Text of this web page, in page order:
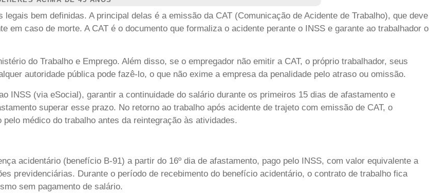
bem definidas. A principal delas é a emissão da CAT (Comunicação de Acidente de Trabalho), que deve
em caso de morte. A CAT é o documento que formaliza o acidente perante o INSS e garante ao trabalhador o
do Trabalho e Emprego. Além disso, se o empregador não emitir a CAT, o próprio trabalhador, seus
autoridade pública pode fazê-lo, o que não exime a empresa da penalidade pelo atraso ou omissão.
INSS (via eSocial), garantir a continuidade do salário durante os primeiros 15 dias de afastamento e
superar esse prazo. No retorno ao trabalho após acidente de trajeto com emissão de CAT, o
médico do trabalho antes da reintegração às atividades.
acidentário (benefício B-91) a partir do 16º dia de afastamento, pago pelo INSS, com valor equivalente a
previdenciárias. Durante o período de recebimento do benefício acidentário, o contrato de trabalho fica
sem pagamento de salário.